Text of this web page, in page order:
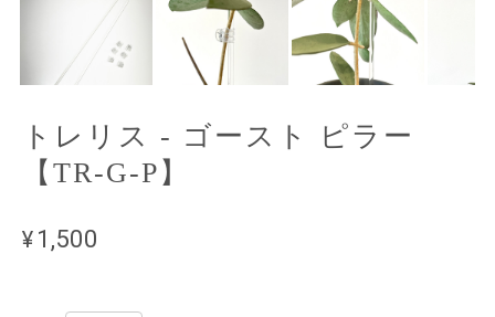
トレリス - ゴースト ピラー
【TR-G-P】
¥1,500